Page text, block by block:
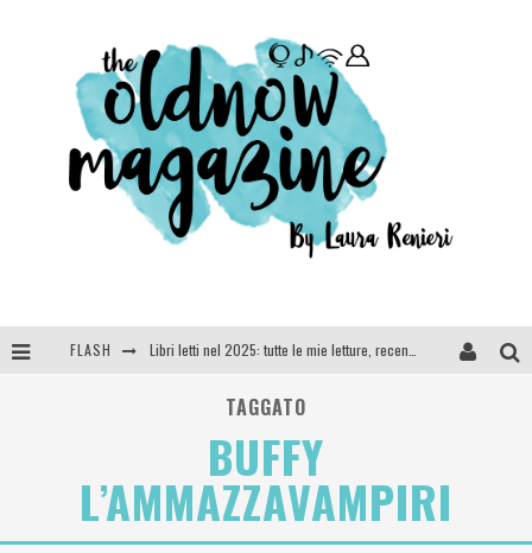
FLASH
SEE YOU AT 5 | Chanel
Anya Taylor-Joy, Jisoo e Willow Smith protagoniste della nuova campagna Dior Addict
TAGGATO
BUFFY
L’AMMAZZAVAMPIRI